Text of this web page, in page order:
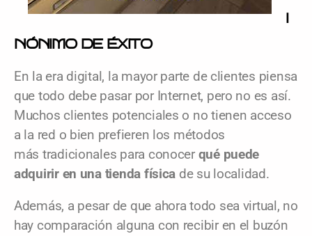
I
NÓNIMO DE ÉXITO
En la era digital, la mayor parte de clientes piensa
que todo debe pasar por Internet, pero no es así.
Muchos clientes potenciales o no tienen acceso
a la red o bien prefieren los métodos
más tradicionales para conocer qué puede
adquirir en una tienda física de su localidad.
Además, a pesar de que ahora todo sea virtual, no
hay comparación alguna con recibir en el buzón